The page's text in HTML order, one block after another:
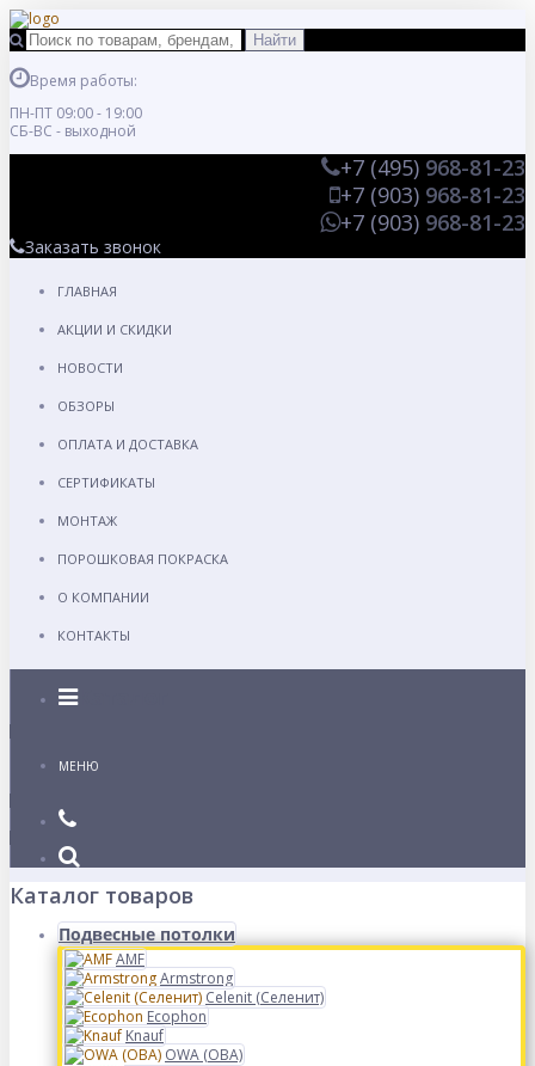
Время работы:
ПН-ПТ 09:00 - 19:00
СБ-ВС - выходной
+7 (495) 968-81-23
+7 (903) 968-81-23
+7 (903) 968-81-23
Заказать звонок
ГЛАВНАЯ
АКЦИИ И СКИДКИ
НОВОСТИ
ОБЗОРЫ
ОПЛАТА И ДОСТАВКА
СЕРТИФИКАТЫ
МОНТАЖ
ПОРОШКОВАЯ ПОКРАСКА
О КОМПАНИИ
КОНТАКТЫ
Каталог
МЕНЮ
Каталог товаров
Подвесные потолки
AMF
Armstrong
Celenit (Селенит)
Ecophon
Knauf
OWA (ОВА)